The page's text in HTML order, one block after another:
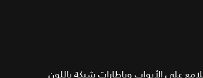
على الأبواب وبإطارات شبكة باللون